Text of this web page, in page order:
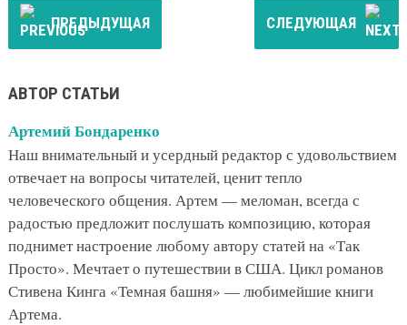
ПРЕДЫДУЩАЯ СЛЕДУЮЩАЯ
АВТОР СТАТЬИ
Артемий Бондаренко
Наш внимательный и усердный редактор с удовольствием
отвечает на вопросы читателей, ценит тепло
человеческого общения. Артем — меломан, всегда с
радостью предложит послушать композицию, которая
поднимет настроение любому автору статей на «Так
Просто». Мечтает о путешествии в США. Цикл романов
Стивена Кинга «Темная башня» — любимейшие книги
Артема.